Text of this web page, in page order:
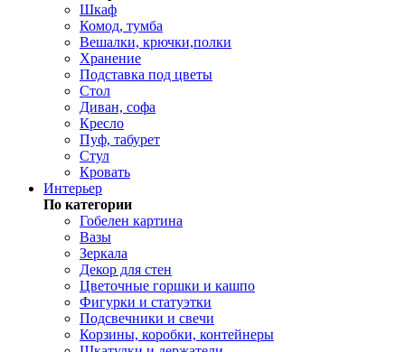
Шкаф
Комод, тумба
Вешалки, крючки,полки
Хранение
Подставка под цветы
Стол
Диван, софа
Кресло
Пуф, табурет
Стул
Кровать
Интерьер
По категории
Гобелен картина
Вазы
Зеркала
Декор для стен
Цветочные горшки и кашпо
Фигурки и статуэтки
Подсвечники и свечи
Корзины, коробки, контейнеры